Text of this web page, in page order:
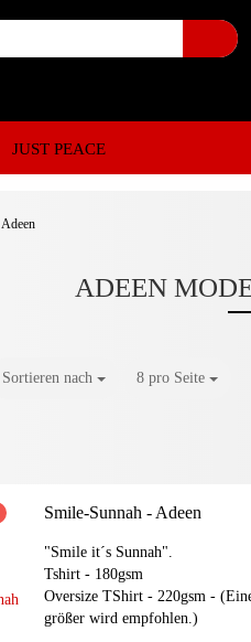
JUST PEACE
Adeen
ADEEN
Sortieren nach 8 pro Seite
Smile-Sunnah - Adeen
"Smile it´s Sunnah".
Tshirt - 180gsm
Oversize TShirt - 220gsm -
größer wird empfohlen.)